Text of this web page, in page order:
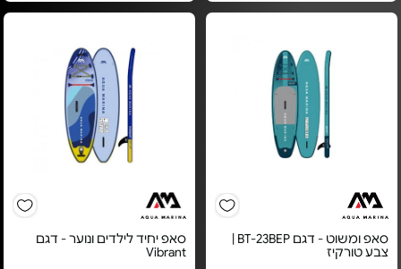
סאפ ומשוט - דגם BT-23BEP |
צבע טורקיז
סאפ יחיד לילדים ונוער - דגם
Vibrant